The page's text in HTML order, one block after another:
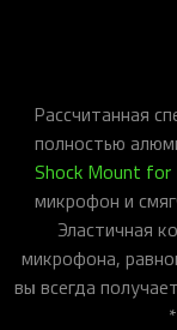
Рассчитанная
полностью
Shock Mount for
микрофон и
Эластичная
микрофона,
вы всегда